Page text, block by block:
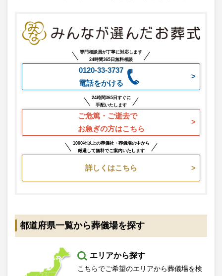
専門相談員が丁寧に対応します
24時間365日無料相談
0120-33-3737
電話をかける
24時間365日すぐに
手配いたします
ご危篤・ご逝去で
お急ぎの方はこちら
1000社以上の葬儀社・葬儀場の中から
厳選して無料でご案内いたします
詳しくはこちら
都道府県一覧から葬儀場を探す
エリアから探す
こちらでご希望のエリアから葬儀場を検